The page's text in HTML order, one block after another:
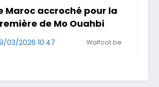
« Je ne suis pas que la
maladie » . Malgré un
cancer, une Girondine
court le Rallye Aïcha des